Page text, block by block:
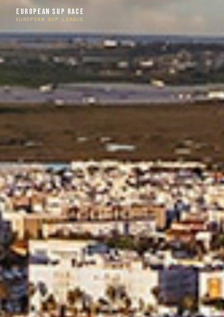
EUROPEAN SUP RACE
EUROPEAN SUP LEAGUE